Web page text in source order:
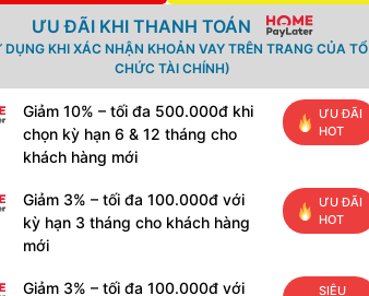
ƯU ĐÃI KHI THANH TOÁN
DỤNG KHI XÁC NHẬN KHOẢN VAY TRÊN TRANG CỦA TỔ
CHỨC TÀI CHÍNH)
Giảm 10% – tối đa 500.000đ khi
chọn kỳ hạn 6 & 12 tháng cho
khách hàng mới
ƯU ĐÃI
HOT
Giảm 3% – tối đa 100.000đ với
kỳ hạn 3 tháng cho khách hàng
mới
ƯU ĐÃI
HOT
Giảm 3% – tối đa 100.000đ với
SIÊU